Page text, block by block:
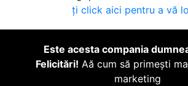
ți click aici pentru a vă
Este acesta compania
Felicitări! Aă cum să primești
marketing